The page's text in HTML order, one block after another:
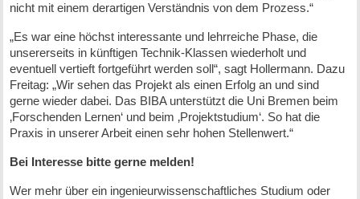
nicht mit einem derartigen Verständnis von dem Prozess.“
„Es war eine höchst interessante und lehrreiche Phase, die
unsererseits in künftigen Technik-Klassen wiederholt und
eventuell vertieft fortgeführt werden soll“, sagt Hollermann. Dazu
Freitag: „Wir sehen das Projekt als einen Erfolg an und sind
gerne wieder dabei. Das BIBA unterstützt die Uni Bremen beim
‚Forschenden Lernen‘ und beim ‚Projektstudium‘. So hat die
Praxis in unserer Arbeit einen sehr hohen Stellenwert.“
Bei Interesse bitte gerne melden!
Wer mehr über ein ingenieurwissenschaftliches Studium oder